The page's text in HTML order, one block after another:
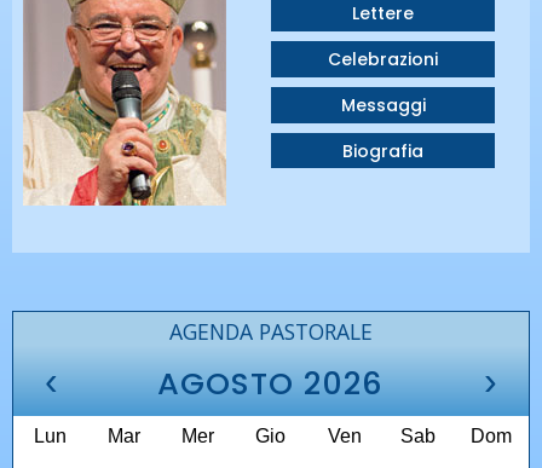
Lettere
Celebrazioni
Messaggi
Biografia
AGENDA PASTORALE
‹ AGOSTO 2026 ›
Lun Mar Mer Gio Ven Sab Dom